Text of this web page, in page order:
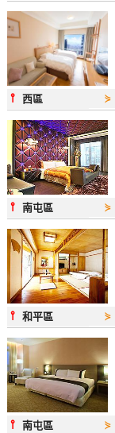
⫯西區 ⋟
⫯南屯區 ⋟
⫯和平區 ⋟
⫯南屯區 ⋟